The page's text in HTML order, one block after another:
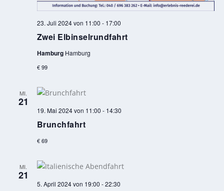
Zwei Elbinselrundfahrt
23. Juli 2024 von 11:00 - 17:00
Hamburg Hamburg
€ 99
MI.
21
Brunchfahrt
19. Mai 2024 von 11:00 - 14:30
€ 69
MI.
21
5. April 2024 von 19:00 -22:30